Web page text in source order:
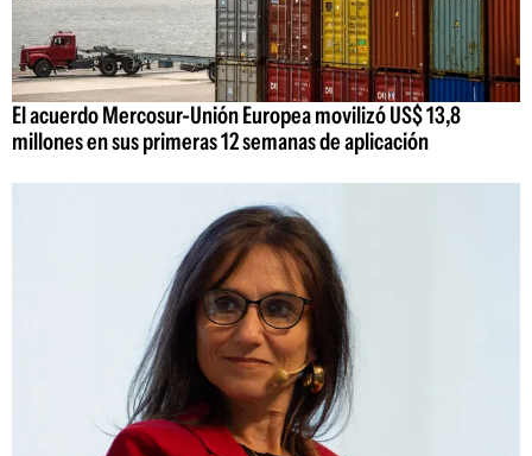
El acuerdo Mercosur-Unión Europea movilizó US$ 13,8
millones en sus primeras 12 semanas de aplicación